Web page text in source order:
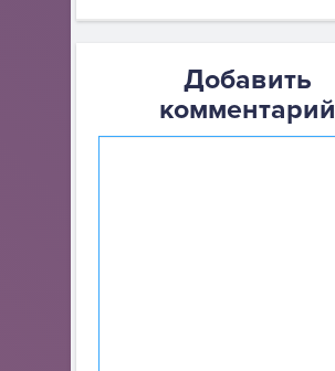
Добавить
комментарий